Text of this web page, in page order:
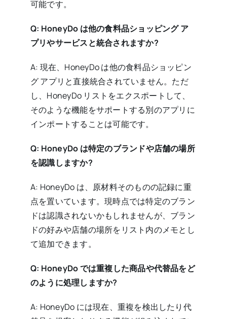
可能です。
Q: HoneyDo は他の食料品ショッピング ア
プリやサービスと統合されますか?
A: 現在、HoneyDo は他の食料品ショッピン
グ アプリと直接統合されていません。ただ
し、HoneyDo リストをエクスポートして、
そのような機能をサポートする別のアプリに
インポートすることは可能です。
Q: HoneyDo は特定のブランドや店舗の場所
を認識しますか?
A: HoneyDo は、原材料そのものの記録に重
点を置いています。現時点では特定のブラン
ドは認識されないかもしれませんが、ブラン
ドの好みや店舗の場所をリスト内のメモとし
て追加できます。
Q: HoneyDo では重複した商品や代替品をど
のように処理しますか?
A: HoneyDo には現在、重複を検出したり代